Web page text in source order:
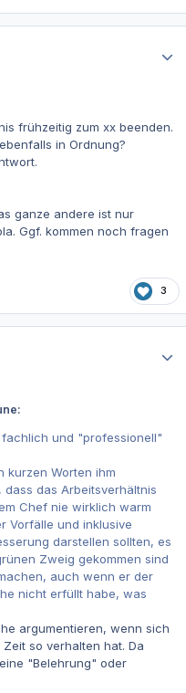
frühzeitig zum xx beenden.
in Ordnung?
ganze andere ist nur
Ggf. kommen noch fragen
3
und "professionell"
kurzen Worten ihm
das Arbeitsverhältnis
Chef nie wirklich warm
Vorfälle und inklusive
darstellen sollten, es
Zweig gekommen sind
auch wenn er der
nicht erfüllt habe, was
argumentieren, wenn sich
so verhalten hat. Da
"Belehrung" oder